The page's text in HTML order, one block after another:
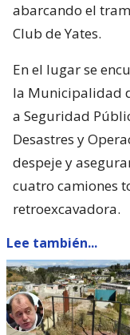
abarcando el
Club de Yates.
En el lugar se
la Municipalidad
a Seguridad
Desastres y
despeje y
cuatro camiones
retroexcavadora.
Lee también...